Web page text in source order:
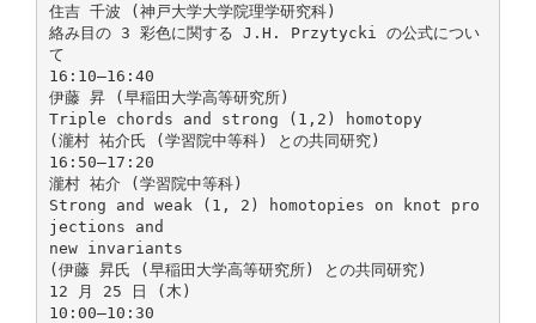
住吉 千波 (神戸大学大学院理学研究科)
絡み目の 3 彩色に関する J.H. Przytycki の公式につい
て
16:10–16:40
伊藤 昇 (早稲田大学高等研究所)
Triple chords and strong (1,2) homotopy
(瀧村 祐介氏 (学習院中等科) との共同研究)
16:50–17:20
瀧村 祐介 (学習院中等科)
Strong and weak (1, 2) homotopies on knot pro
jections and
new invariants
(伊藤 昇氏 (早稲田大学高等研究所) との共同研究)
12 月 25 日 (木)
10:00–10:30